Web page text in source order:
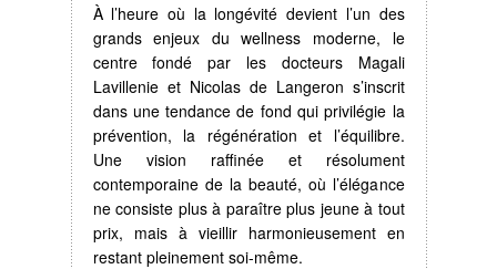
À l’heure où la longévité devient l’un des
grands enjeux du wellness moderne, le
centre fondé par les docteurs Magali
Lavillenie et Nicolas de Langeron s’inscrit
dans une tendance de fond qui privilégie la
prévention, la régénération et l’équilibre.
Une vision raffinée et résolument
contemporaine de la beauté, où l’élégance
ne consiste plus à paraître plus jeune à tout
prix, mais à vieillir harmonieusement en
restant pleinement soi-même.